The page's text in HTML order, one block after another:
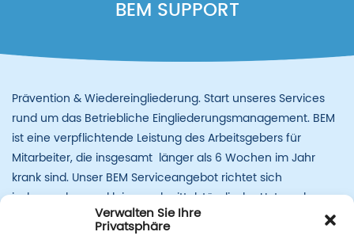
Verwalten Sie Ihre
Privatsphäre
BEM SUPPORT
Prävention & Wiedereingliederung. Start unseres Services
rund um das Betriebliche Eingliederung­s­management. BEM
ist eine verpflichtende Leistung des Arbeitsgebers für
Mitarbeiter, die insgesamt länger als 6 Wochen im Jahr
krank sind. Unser BEM Serviceangebot richtet sich
insbesondere an kleine und mittelständische Unternehmen,
die oft nicht die Möglichkeit und das Know-how haben ein
eigenes BEM-Team zu installieren.